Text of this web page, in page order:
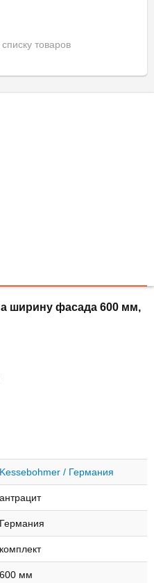
товаров
ширину фасада 600 мм,
Kessebohmer / Германия
антрацит
Германия
комплект
600 мм